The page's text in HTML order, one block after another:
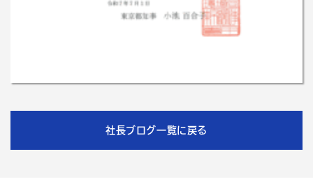
社長ブログ一覧に戻る